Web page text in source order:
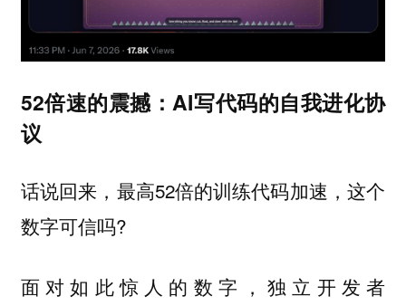
52倍速的震撼：AI写代码的自我进化协
议
话说回来，最高52倍的训练代码加速，这个
数字可信吗?
面对如此惊人的数字，独立开发者